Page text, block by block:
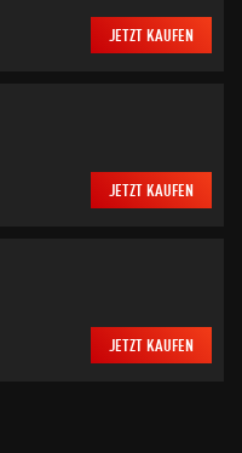
JETZT KAUFEN
JETZT KAUFEN
JETZT KAUFEN